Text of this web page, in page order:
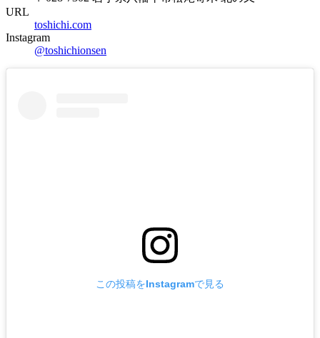
URL
toshichi.com
Instagram
@toshichionsen
この投稿をInstagramで見る